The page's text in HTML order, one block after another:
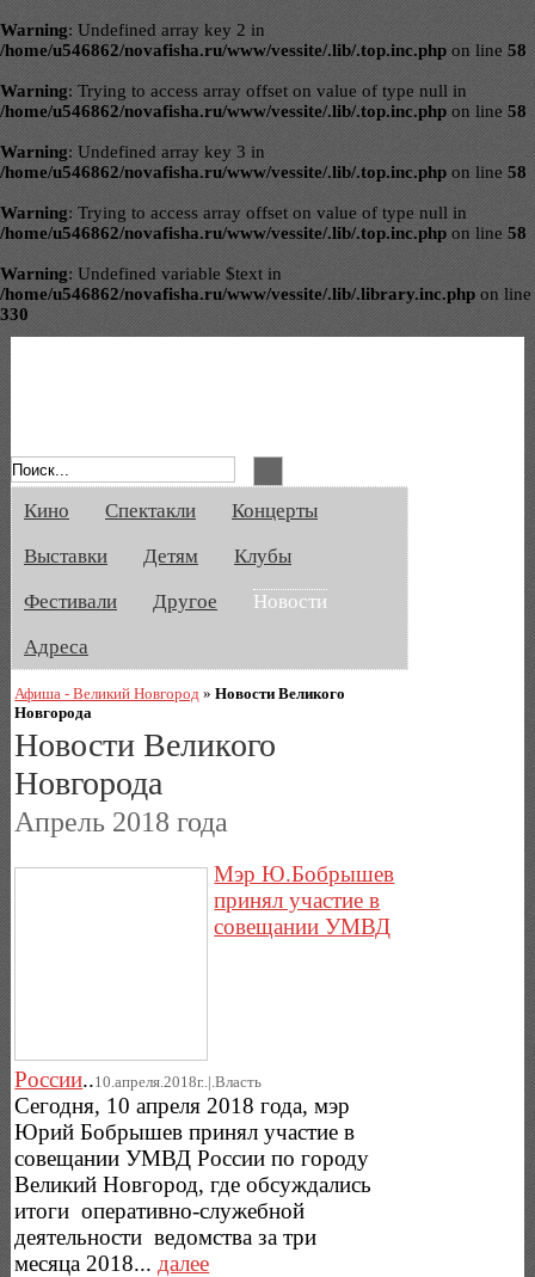
Warning: Undefined array key 2 in
/home/u546862/novafisha.ru/www/vessite/.lib/.top.inc.php on line 58
Warning: Trying to access array offset on value of type null in
/home/u546862/novafisha.ru/www/vessite/.lib/.top.inc.php on line 58
Warning: Undefined array key 3 in
/home/u546862/novafisha.ru/www/vessite/.lib/.top.inc.php on line 58
Warning: Trying to access array offset on value of type null in
/home/u546862/novafisha.ru/www/vessite/.lib/.top.inc.php on line 58
Warning: Undefined variable $text in
/home/u546862/novafisha.ru/www/vessite/.lib/.library.inc.php on line
330
Кино Спектакли
Концерты
Выставки
Детям
Клубы
Фестивали
Другое
Новости
Адреса
Афиша - Великий Новгород »Новости Великого
Новгорода
Новости Великого
Новгорода
Апрель 2018 года
Мэр Ю.Бобрышев
принял участие в
совещании УМВД
России..10.апреля.2018г..|.Власть
Сегодня, 10 апреля 2018 года, мэр
Юрий Бобрышев принял участие в
совещании УМВД России по городу
Великий Новгород, где обсуждались
итоги оперативно-служебной
деятельности ведомства за три
месяца 2018... далее